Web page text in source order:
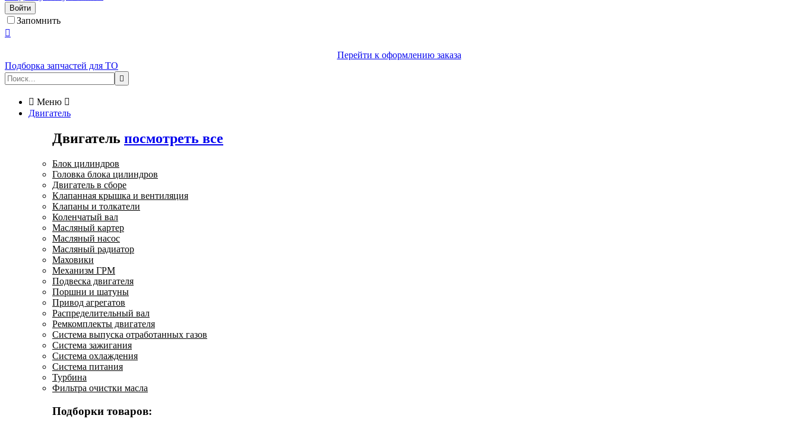
Войти
Запомнить

Перейти к оформлению заказа
Подборка запчастей для ТО

 Меню 
Двигатель
Двигатель посмотреть все
Блок цилиндров
Головка блока цилиндров
Двигатель в сборе
Клапанная крышка и вентиляция
Клапаны и толкатели
Коленчатый вал
Масляный картер
Масляный насос
Масляный радиатор
Маховики
Механизм ГРМ
Подвеска двигателя
Поршни и шатуны
Привод агрегатов
Распределительный вал
Ремкомплекты двигателя
Система выпуска отработанных газов
Система зажигания
Система охлаждения
Система питания
Турбина
Фильтра очистки масла
Подборки товаров: